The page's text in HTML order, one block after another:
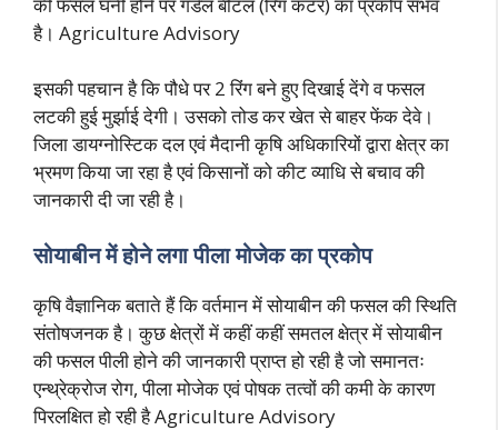
है। Agriculture Advisory
इसकी पहचान है कि पौधे पर 2 रिंग बने हुए दिखाई देंगे व फसल
लटकी हुई मुर्झाई देगी। उसको तोड कर खेत से बाहर फेंक देवे।
जिला डायग्नोस्टिक दल एवं मैदानी कृषि अधिकारियों द्वारा क्षेत्र का
भ्रमण किया जा रहा है एवं किसानों को कीट व्याधि से बचाव की
जानकारी दी जा रही है।
सोयाबीन में होने लगा पीला मोजेक का प्रकोप
कृषि वैज्ञानिक बताते हैं कि वर्तमान में सोयाबीन की फसल की स्थिति
संतोषजनक है। कुछ क्षेत्रों में कहीं कहीं समतल क्षेत्र में सोयाबीन
की फसल पीली होने की जानकारी प्राप्त हो रही है जो समानतः
एन्थ्रेक्रोज रोग, पीला मोजेक एवं पोषक तत्वों की कमी के कारण
पिरलक्षित हो रही है Agriculture Advisory